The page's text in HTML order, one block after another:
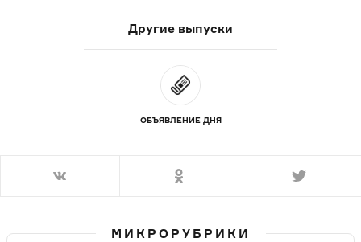
Другие выпуски
ОБЪЯВЛЕНИЕ ДНЯ
МИКРОРУБРИКИ